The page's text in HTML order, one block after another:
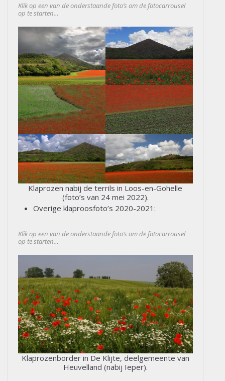
Klik op een van de onderstaande foto’s om de fotocarrousel
op te starten…
Klaprozen nabij de terrils in Loos-en-Gohelle
(foto’s van 24 mei 2022).
Overige klaproosfoto’s 2020-2021:
Klik op een van de onderstaande foto’s om de fotocarrousel
op te starten…
Klaprozenborder in De Klijte, deelgemeente van
Heuvelland (nabij Ieper).